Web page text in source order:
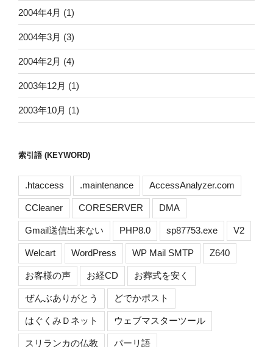
2004年4月 (1)
2004年3月 (3)
2004年2月 (4)
2003年12月 (1)
2003年10月 (1)
索引語 (KEYWORD)
.htaccess .maintenance AccessAnalyzer.com
CCleaner CORESERVER DMA
Gmail送信出来ない PHP8.0 sp87753.exe V2
Welcart WordPress WP Mail SMTP Z640
お客様の声 お経CD お葬式を安く
ぜんぶありがとう どでかポスト
はぐくみＤネット ウェブマスターツール
スリランカの仏教 パーリ語